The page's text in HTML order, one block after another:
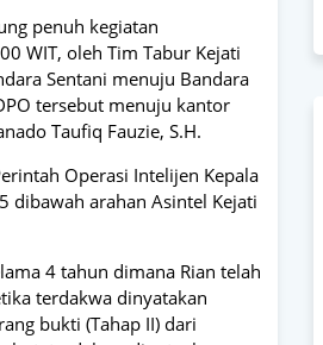
penuh kegiatan
WIT, oleh Tim Tabur Kejati
Sentani menuju Bandara
tersebut menuju kantor
Taufiq Fauzie, S.H.
Operasi Intelijen Kepala
dibawah arahan Asintel Kejati
4 tahun dimana Rian telah
terdakwa dinyatakan
bukti (Tahap II) dari